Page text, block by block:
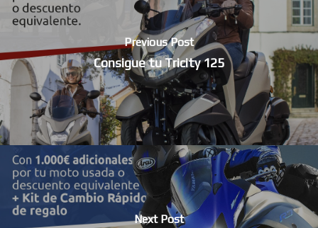
Previous Post
Consigue tu Tricity 125
Next Post